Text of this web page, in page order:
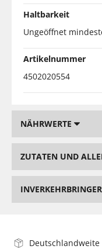
Haltbarkeit
Ungeöffnet
Artikelnummer
4502020554
NÄHRWERTE
ZUTATEN UND
INVERKEHRBRINGER